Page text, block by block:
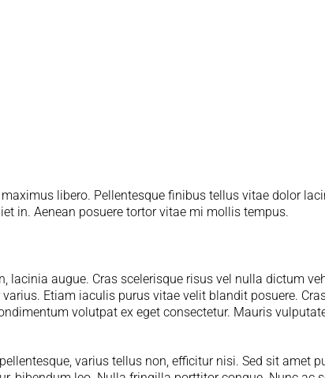
libero. Pellentesque finibus tellus vitae dolor
in. Aenean posuere tortor vitae mi mollis tempus.
lacinia augue. Cras scelerisque risus vel nulla dictum
Etiam iaculis purus vitae velit blandit posuere.
volutpat ex eget consectetur. Mauris
varius tellus non, efficitur nisi. Sed sit amet